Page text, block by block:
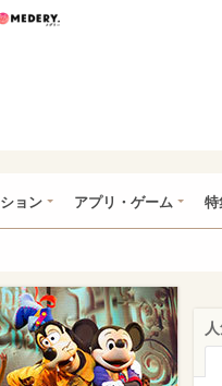
まい肉
ョン アプリ・ゲーム 特